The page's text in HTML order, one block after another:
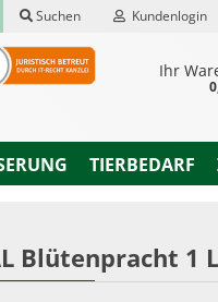
Suchen Kundenlogin
Ihr
TIERBEDARF
Blütenpracht 1